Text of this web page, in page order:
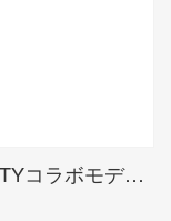
RADIO CRAZY × ROTTENGRAFFTYコラボモデル ゴールド(受注生産限定品)